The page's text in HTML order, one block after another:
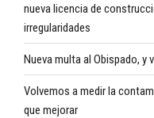
nueva licencia de
irregularidades
Nueva multa al Obispado, y
Volvemos a medir la
que mejorar